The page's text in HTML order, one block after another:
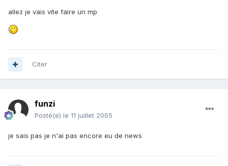
allez je vais vite faire un mp
Citer
funzi
Posté(e) le 11 juillet 2005
je sais pas je n'ai pas encore eu de news